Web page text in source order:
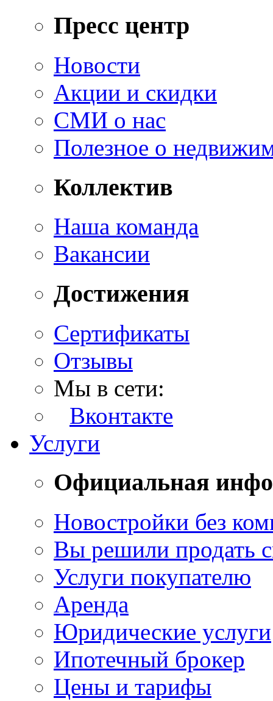
Пресс центр
Новости
Акции и скидки
СМИ о нас
Полезное о
Коллектив
Наша команда
Вакансии
Достижения
Сертификаты
Отзывы
Мы в сети:
Вконтакте
Услуги
Официальная
Новостройки без
Вы решили продать
Услуги покупателю
Аренда
Юридические услуги
Ипотечный брокер
Цены и тарифы